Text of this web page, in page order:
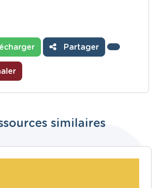
Partager
similaires